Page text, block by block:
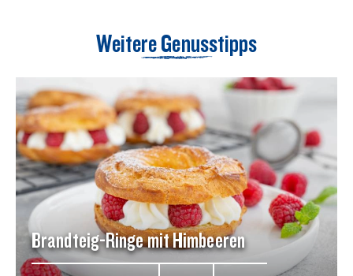
Weitere Genusstipps
Brandteig-Ringe mit Himbeeren